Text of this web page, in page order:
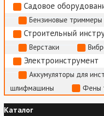
Садовое
Бензиновые триммеры
Строительный
Верстаки
Электроинструмент
Аккумуляторы для
шлифмашины
Фены
Каталог